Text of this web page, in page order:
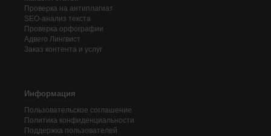
Проверка на антиплагиат
SEO-анализ текста
Проверка орфографии
Адвего Лингвист
Заказ контента и услуг
Информация
Пользовательское соглашение
Политика конфиденциальности
Поддержка пользователей